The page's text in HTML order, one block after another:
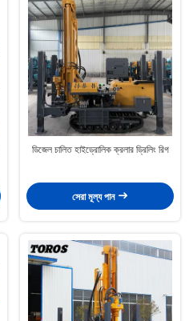
ডিজেল চালিত হাইড্রোলিক ক্রলার ড্রিলিং রিগ
সেরা মূল্য পান